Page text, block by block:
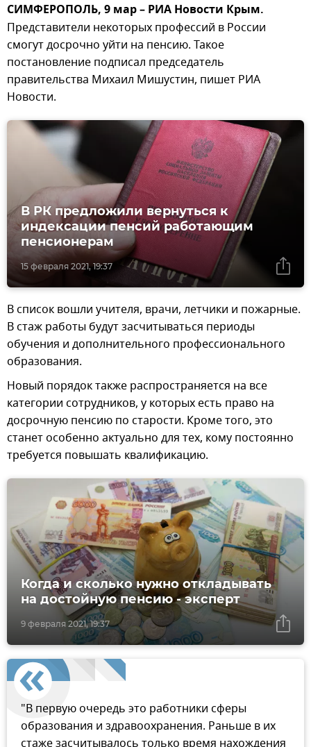
СИМФЕРОПОЛЬ, 9 мар – РИА Новости Крым.
Представители некоторых профессий в России
смогут досрочно уйти на пенсию. Такое
постановление подписал председатель
правительства Михаил Мишустин, пишет РИА
Новости.
15 февраля 2021, 19:37
В РК предложили вернуться к
индексации пенсий работающим
пенсионерам
В список вошли учителя, врачи, летчики и пожарные.
В стаж работы будут засчитываться периоды
обучения и дополнительного профессионального
образования.
Новый порядок также распространяется на все
категории сотрудников, у которых есть право на
досрочную пенсию по старости. Кроме того, это
станет особенно актуально для тех, кому постоянно
требуется повышать квалификацию.
9 февраля 2021, 19:37
Когда и сколько нужно откладывать
на достойную пенсию - эксперт
"В первую очередь это работники сферы
образования и здравоохранения. Раньше в их